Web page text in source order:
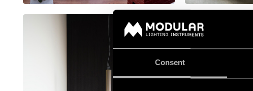
Consent